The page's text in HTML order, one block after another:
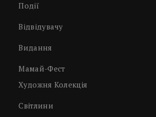
Події
Відвідувачу
Видання
Мамай-Фест
Художня Колекція
Світлини